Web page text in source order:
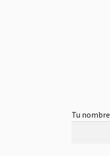
Tu nombre